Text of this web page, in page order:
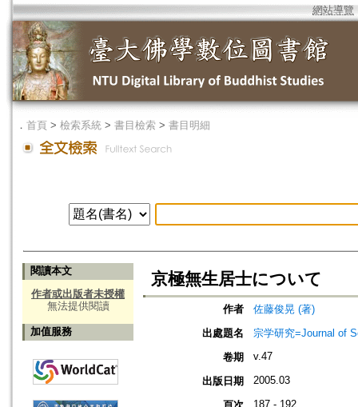
網站導覽
． 首頁 > 檢索系統 > 書目檢索 > 書目明細
閱讀本文
作者或出版者未授權
無法提供閱讀
加值服務
京極無生居士について
作者
佐藤俊晃 (著)
出處題名
宗学研究=Journal of
卷期
v.47
出版日期 2005.03
187 - 192